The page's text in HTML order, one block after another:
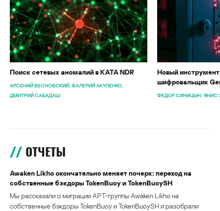
Поиск сетевых аномалий в KATA NDR
АРСЕНИЙ ВЕСНОВСКИЙ ВАЛЕРИЙ АКУЛЕНКО
ДМИТРИЙ САБАДАШ
Новый
шифровальщик
ФЕДОР СИНИЦЫН ЯНИС
ОТЧЕТЫ
Awaken Likho окончательно меняет почерк: переход на
собственные бэкдоры TokenBuoy и TokenBuoySH
Мы рассказали о миграции APT-группы Awaken Likho на
собственные бэкдоры TokenBuoy и TokenBuoySH и разобрали